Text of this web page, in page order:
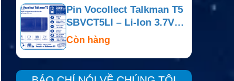
Pin Vocollect Talkman T5
SBVCT5LI – Li-Ion 3.7V
5000mAh
Còn hàng